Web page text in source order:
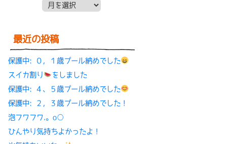
月別アーカイブ
最近の投稿
保護中: ０，１歳プール納めでした
スイカ割り
をしました
保護中: ４、５歳プール納めでした
保護中: ２，３歳プール納めでした！
泡フワフワ.。o○
ひんやり気持ちよかったよ！